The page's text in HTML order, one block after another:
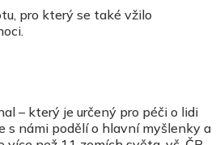
pro který se také vžilo
– který je určený pro péči o lidi
s námi podělí o hlavní myšlenky a